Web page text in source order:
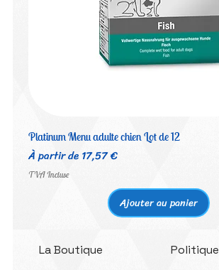
Platinum Menu adulte chien Lot de 12
À partir de17,57 €
Prix promotionnel
TVA Incluse
Ajouter au panier
La Boutique Politique